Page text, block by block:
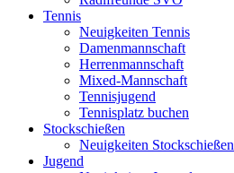
Tennis
Neuigkeiten Tennis
Damenmannschaft
Herrenmannschaft
Mixed-Mannschaft
Tennisjugend
Tennisplatz buchen
Stockschießen
Neuigkeiten Stockschießen
Jugend